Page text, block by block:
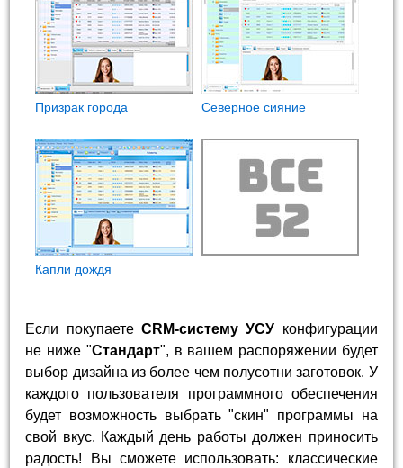
Призрак города Северное сияние
Капли дождя
Если покупаете CRM-систему УСУ конфигурации
не ниже "Стандарт", в вашем распоряжении будет
выбор дизайна из более чем полусотни заготовок. У
каждого пользователя программного обеспечения
будет возможность выбрать "скин" программы на
свой вкус. Каждый день работы должен приносить
радость! Вы сможете использовать: классические